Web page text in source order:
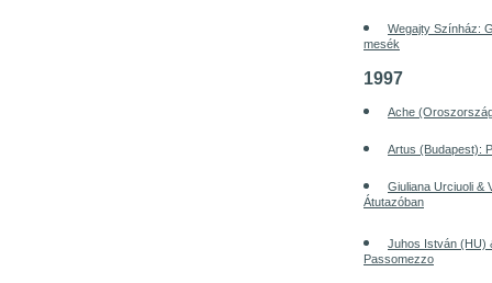
Wegajty Színház:
mesék
1997
Ache
Artus (Budapest):
Giuliana Urciuoli &
Átutazóban
Juhos István (HU)
Passomezzo